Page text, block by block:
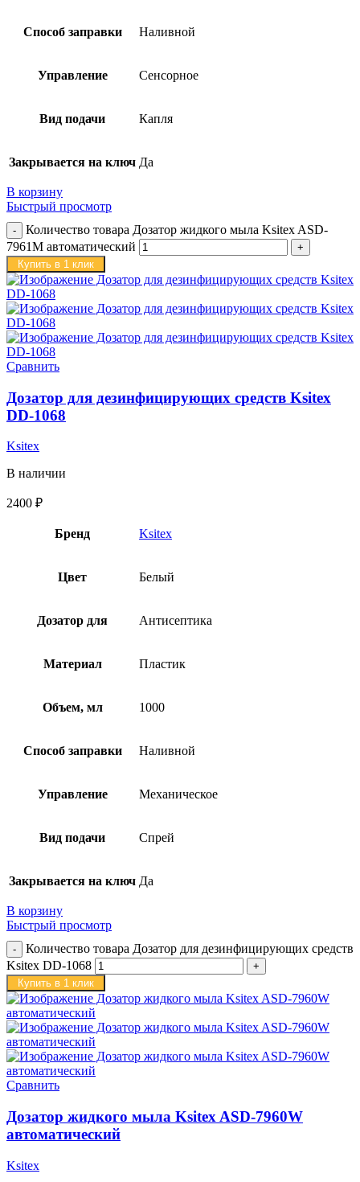
Способ заправки Наливной
Управление Сенсорное
Вид подачи Капля
Закрывается на ключ Да
В корзину
Быстрый просмотр
Количество товара Дозатор жидкого мыла Ksitex ASD-
7961M автоматический
Купить в 1 клик
Сравнить
Дозатор для дезинфицирующих средств Ksitex
DD-1068
Ksitex
В наличии
2400 ₽
Бренд Ksitex
Цвет Белый
Дозатор для Антисептика
Материал Пластик
Объем, мл 1000
Способ заправки Наливной
Управление Механическое
Вид подачи Спрей
Закрывается на ключ Да
В корзину
Быстрый просмотр
Количество товара Дозатор для дезинфицирующих средств
Ksitex DD-1068
Купить в 1 клик
Сравнить
Дозатор жидкого мыла Ksitex ASD-7960W
автоматический
Ksitex